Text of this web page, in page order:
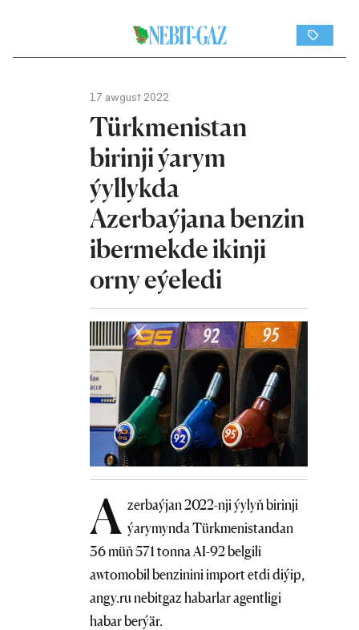
17 awgust 2022
Türkmenistan
birinji ýarym
ýyllykda
Azerbaýjana benzin
ibermekde ikinji
orny eýeledi
A zerbaýjan 2022-nji ýylyň birinji
ýarymynda Türkmenistandan
36 müň 571 tonna AI-92 belgili
awtomobil benzinini import etdi diýip,
angy.ru nebitgaz habarlar agentligi
habar berýär.